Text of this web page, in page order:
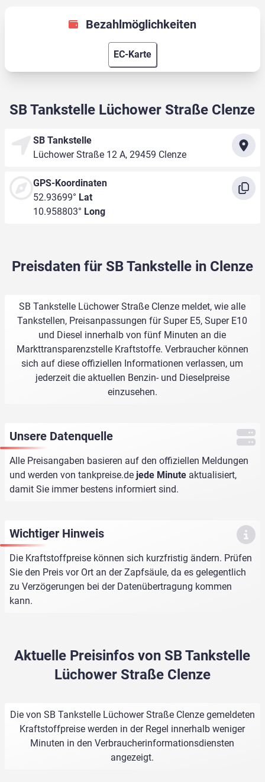
Bezahlmöglichkeiten
EC-Karte
SB Tankstelle Lüchower Straße Clenze
SB Tankstelle
Lüchower Straße 12 A, 29459 Clenze
GPS-Koordinaten
52.93699° Lat
10.958803° Long
Preisdaten für SB Tankstelle in Clenze
SB Tankstelle Lüchower Straße Clenze meldet, wie alle
Tankstellen, Preisanpassungen für Super E5, Super E10
und Diesel innerhalb von fünf Minuten an die
Markttransparenzstelle Kraftstoffe. Verbraucher können
sich auf diese offiziellen Informationen verlassen, um
jederzeit die aktuellen Benzin- und Dieselpreise
einzusehen.
Unsere Datenquelle
Alle Preisangaben basieren auf den offiziellen Meldungen
und werden von tankpreise.de jede Minute aktualisiert,
damit Sie immer bestens informiert sind.
Wichtiger Hinweis
Die Kraftstoffpreise können sich kurzfristig ändern. Prüfen
Sie den Preis vor Ort an der Zapfsäule, da es gelegentlich
zu Verzögerungen bei der Datenübertragung kommen
kann.
Aktuelle Preisinfos von SB Tankstelle
Lüchower Straße Clenze
Die von SB Tankstelle Lüchower Straße Clenze gemeldeten
Kraftstoffpreise werden in der Regel innerhalb weniger
Minuten in den Verbraucherinformationsdiensten
angezeigt.